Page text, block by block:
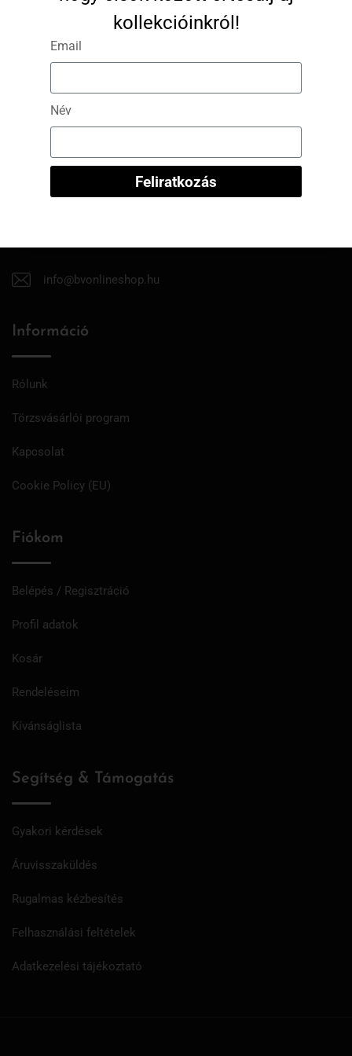
normál illeszkedés
A modell által viselt méret: S
A modell méretei: 173 cm magas, 60 kg
info@bvonlineshop.hu
Információ
Rólunk
Törzsvásárlói program
Kapcsolat
Cookie Policy (EU)
Fiókom
Belépés / Regisztráció
Profil adatok
Kosár
Rendeléseim
Kívánságlista
Segítség & Támogatás
Gyakori kérdések
Áruvisszaküldés
Rugalmas kézbesítés
Felhasználási feltételek
Adatkezelési tájékoztató
kollekcióinkról!
Email
Név
Feliratkozás